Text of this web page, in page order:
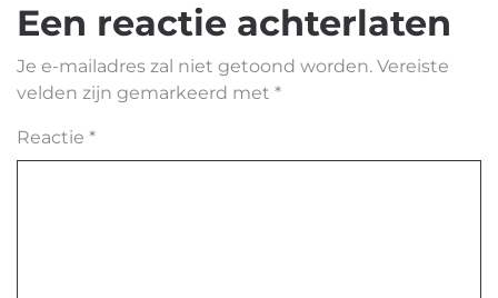
Een reactie achterlaten
Je e-mailadres zal niet getoond worden. Vereiste
velden zijn gemarkeerd met *
Reactie *